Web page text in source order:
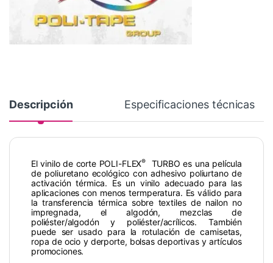
Descripción Especificaciones técnicas
El vinilo de corte POLI-FLEX®
TURBO es una película
de poliuretano ecológico con adhesivo poliurtano de
activación térmica. Es un vinilo adecuado para las
aplicaciones con menos termperatura. Es válido para
la transferencia térmica sobre textiles de nailon no
impregnada, el algodón, mezclas de
poliéster/algodón y poliéster/acrílicos. También
puede ser usado para la rotulación de camisetas,
ropa de ocio y derporte, bolsas deportivas y artículos
promociones.